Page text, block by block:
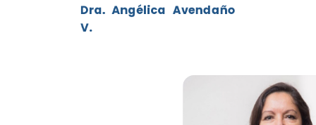
Dra. Angélica Avendaño
V.